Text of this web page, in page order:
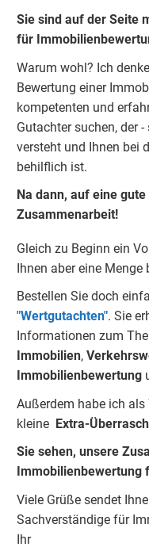
Sie sind auf der Seite
für
Warum wohl? Ich
Bewertung einer
kompetenten und
Gutachter suchen, der
versteht und Ihnen bei
behilflich ist.
Na dann, auf eine
Zusammenarbeit!
Gleich zu Beginn ein
Ihnen aber eine Menge
Bestellen Sie doch
"Wertgutachten". Sie
Informationen zum
Immobilien,
Immobilienbewertung
Außerdem habe ich
kleine Extra-
Sie sehen, unsere
Immobilienbewertung
Viele Grüße sendet
Sachverständige für
Ihr